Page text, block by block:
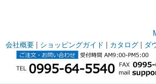
会社概要 | ショッピングガイド | カタログ | ダ